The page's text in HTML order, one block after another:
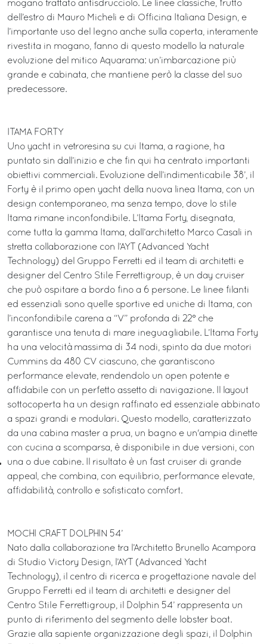
mogano trattato antisdrucciolo. Le linee classiche, frutto
dell’estro di Mauro Micheli e di Officina Italiana Design, e
l’importante uso del legno anche sulla coperta, interamente
rivestita in mogano, fanno di questo modello la naturale
evoluzione del mitico Aquarama: un’imbarcazione più
grande e cabinata, che mantiene però la classe del suo
predecessore.
ITAMA FORTY
Uno yacht in vetroresina su cui Itama, a ragione, ha
puntato sin dall’inizio e che fin qui ha centrato importanti
obiettivi commerciali. Evoluzione dell’indimenticabile 38’, il
Forty è il primo open yacht della nuova linea Itama, con un
design contemporaneo, ma senza tempo, dove lo stile
Itama rimane inconfondibile. L’Itama Forty, disegnata,
come tutta la gamma Itama, dall’architetto Marco Casali in
stretta collaborazione con l’AYT (Advanced Yacht
Technology) del Gruppo Ferretti ed il team di architetti e
designer del Centro Stile Ferrettigroup, è un day cruiser
che può ospitare a bordo fino a 6 persone. Le linee filanti
ed essenziali sono quelle sportive ed uniche di Itama, con
l’inconfondibile carena a “V” profonda di 22° che
garantisce una tenuta di mare ineguagliabile. L’Itama Forty
ha una velocità massima di 34 nodi, spinto da due motori
Cummins da 480 CV ciascuno, che garantiscono
performance elevate, rendendolo un open potente e
affidabile con un perfetto assetto di navigazione. Il layout
sottocoperta ha un design raffinato ed essenziale abbinato
a spazi grandi e modulari. Questo modello, caratterizzato
da una cabina master a prua, un bagno e un'ampia dinette
con cucina a scomparsa, è disponibile in due versioni, con
una o due cabine. Il risultato è un fast cruiser di grande
appeal, che combina, con equilibrio, performance elevate,
affidabilità, controllo e sofisticato comfort.
MOCHI CRAFT DOLPHIN 54’
Nato dalla collaborazione tra l’Architetto Brunello Acampora
di Studio Victory Design, l’AYT (Advanced Yacht
Technology), il centro di ricerca e progettazione navale del
Gruppo Ferretti ed il team di architetti e designer del
Centro Stile Ferrettigroup, il Dolphin 54’ rappresenta un
punto di riferimento del segmento delle lobster boat.
Grazie alla sapiente organizzazione degli spazi, il Dolphin